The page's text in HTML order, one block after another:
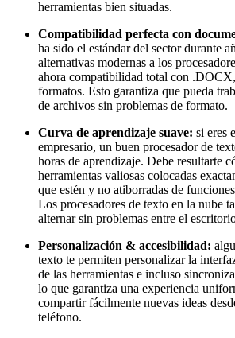
herramientas bien situadas.
Compatibilidad perfecta con
ha sido el estándar del sector durante
alternativas modernas a los
ahora compatibilidad total con
formatos. Esto garantiza que pueda
de archivos sin problemas de formato.
Curva de aprendizaje suave: si eres
empresario, un buen procesador de
horas de aprendizaje. Debe resultarte
herramientas valiosas colocadas
que estén y no atiborradas de
Los procesadores de texto en la nube
alternar sin problemas entre el
Personalización & accesibilidad:
texto te permiten personalizar la
de las herramientas e incluso
lo que garantiza una experiencia
compartir fácilmente nuevas ideas
teléfono.